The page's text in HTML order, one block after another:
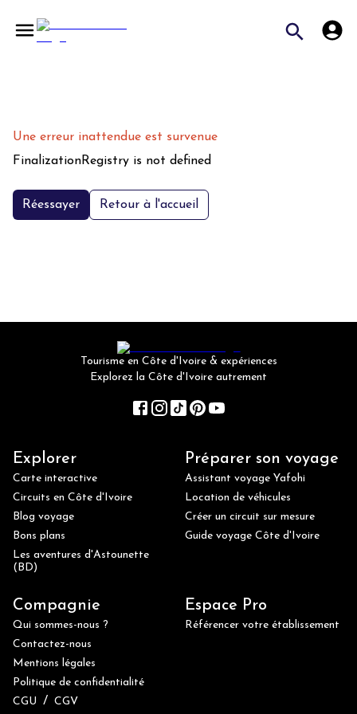
Une erreur inattendue est survenue
FinalizationRegistry is not defined
Réessayer Retour à l'accueil
Tourisme en Côte d'Ivoire & expériences
Explorez la Côte d'Ivoire autrement
Explorer
Carte interactive
Circuits en Côte d'Ivoire
Blog voyage
Bons plans
Les aventures d'Astounette
(BD)
Préparer son voyage
Assistant voyage Yafohi
Location de véhicules
Créer un circuit sur mesure
Guide voyage Côte d'Ivoire
Compagnie
Qui sommes-nous ?
Contactez-nous
Mentions légales
Politique de confidentialité
CGU / CGV
Espace Pro
Référencer votre établissement